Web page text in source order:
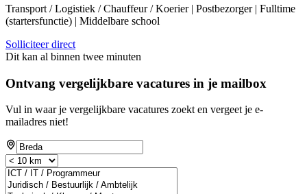
Transport / Logistiek / Chauffeur / Koerier | Postbezorger | Fulltime
(startersfunctie) | Middelbare school
Solliciteer direct
Dit kan al binnen twee minuten
Ontvang vergelijkbare vacatures in je mailbox
Vul in waar je vergelijkbare vacatures zoekt en vergeet je e-
mailadres niet!